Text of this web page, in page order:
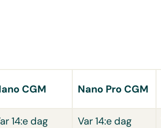
CGM Nano Pro CGM
14:e dag Var 14:e dag